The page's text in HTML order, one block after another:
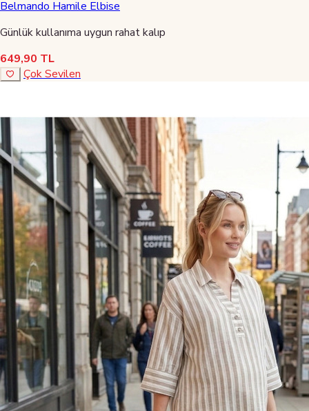
Belmando Hamile Elbise
Günlük kullanıma uygun rahat kalıp
649,90 TL
Çok Sevilen